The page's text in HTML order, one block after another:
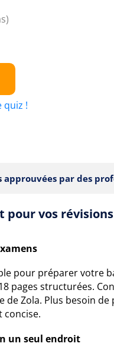
quiz !
approuvées par des
vos révisions
pour préparer votre
pages structurées.
Zola. Plus besoin
concise.
un seul endroit